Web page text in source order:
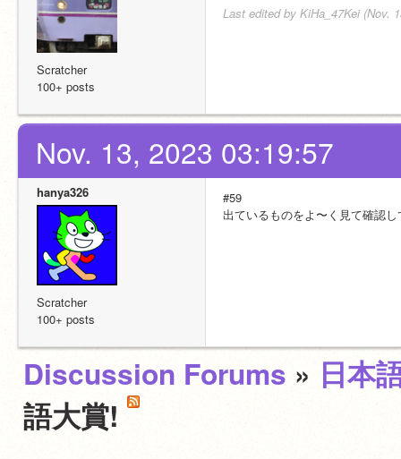
Scratcher
100+ posts
Last edited by KiHa_47Kei (Nov.
Nov. 13, 2023 03:19:57
hanya326
Scratcher
100+ posts
#59
出ているものをよ〜く見て確認
Discussion Forums » 日本
語大賞!